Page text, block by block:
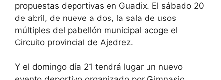
propuestas deportivas en Guadix. El sábado 20
de abril, de nueve a dos, la sala de usos
múltiples del pabellón municipal acoge el
Circuito provincial de Ajedrez.
Y el domingo día 21 tendrá lugar un nuevo